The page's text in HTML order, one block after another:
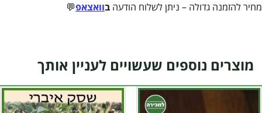
מחיר להזמנה גדולה – ניתן לשלוח הודעה בוואצאפ💬
מוצרים נוספים שעשויים לעניין אותך